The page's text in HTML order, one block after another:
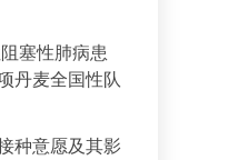
塞性肺病患
丹麦全国性队
种意愿及其影